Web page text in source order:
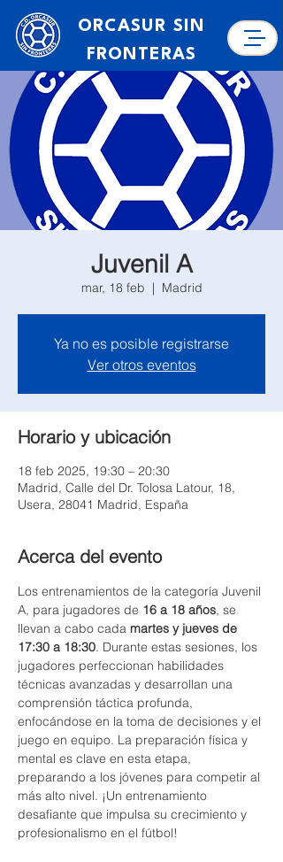
ORCASUR SIN
FRONTERAS
Juvenil A
mar, 18 feb
  |
Madrid
Ya no es posible registrarse
Ver otros eventos
Horario y ubicación
18 feb 2025, 19:30 – 20:30
Madrid, Calle del Dr. Tolosa Latour, 18,
Usera, 28041 Madrid, España
Acerca del evento
Los entrenamientos de la categoría Juvenil
A, para jugadores de 16 a 18 años, se
llevan a cabo cada martes y jueves de
17:30 a 18:30. Durante estas sesiones, los
jugadores perfeccionan habilidades
técnicas avanzadas y desarrollan una
comprensión táctica profunda,
enfocándose en la toma de decisiones y el
juego en equipo. La preparación física y
mental es clave en esta etapa,
preparando a los jóvenes para competir al
más alto nivel. ¡Un entrenamiento
desafiante que impulsa su crecimiento y
profesionalismo en el fútbol!